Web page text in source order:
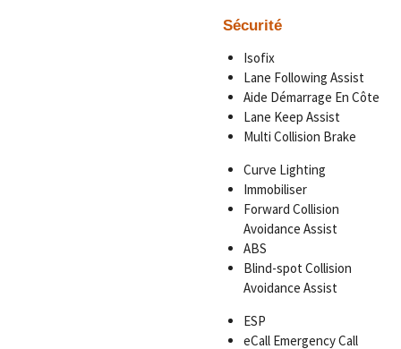
Sécurité
Isofix
Lane Following Assist
Aide Démarrage En Côte
Lane Keep Assist
Multi Collision Brake
Curve Lighting
Immobiliser
Forward Collision
Avoidance Assist
ABS
Blind-spot Collision
Avoidance Assist
ESP
eCall Emergency Call